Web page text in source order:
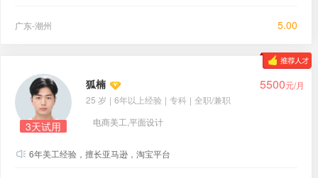
广东-潮州 5.00
3天试用
狐楠 5500元/月
25 岁 | 6年以上经验 | 专科 | 全职/兼职
电商美工,平面设计
6年美工经验，擅长亚马逊，淘宝平台